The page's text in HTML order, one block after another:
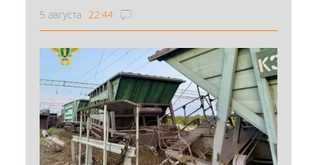
5 августа 22:44